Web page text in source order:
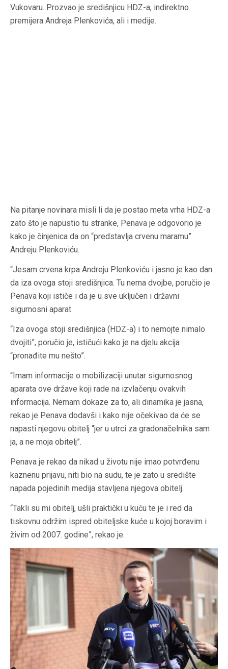
Vukovaru. Prozvao je središnjicu HDZ-a, indirektno
premijera Andreja Plenkovića, ali i medije.
Na pitanje novinara misli li da je postao meta vrha HDZ-a
zato što je napustio tu stranke, Penava je odgovorio je
kako je činjenica da on “predstavlja crvenu maramu”
Andreju Plenkoviću.
“Jesam crvena krpa Andreju Plenkoviću i jasno je kao dan
da iza ovoga stoji središnjica. Tu nema dvojbe, poručio je
Penava koji ističe i da je u sve uključen i državni
sigurnosni aparat.
“Iza ovoga stoji središnjica (HDZ-a) i to nemojte nimalo
dvojiti”, poručio je, ističući kako je na djelu akcija
“pronađite mu nešto”.
“Imam informacije o mobilizaciji unutar sigurnosnog
aparata ove države koji rade na izvlačenju ovakvih
informacija. Nemam dokaze za to, ali dinamika je jasna,
rekao je Penava dodavši i kako nije očekivao da će se
napasti njegovu obitelj “jer u utrci za gradonačelnika sam
ja, a ne moja obitelj”.
Penava je rekao da nikad u životu nije imao potvrđenu
kaznenu prijavu, niti bio na sudu, te je zato u središte
napada pojedinih medija stavljena njegova obitelj.
“Takli su mi obitelj, ušli praktički u kuću te je i red da
tiskovnu održim ispred obiteljske kuće u kojoj boravim i
živim od 2007. godine”, rekao je.